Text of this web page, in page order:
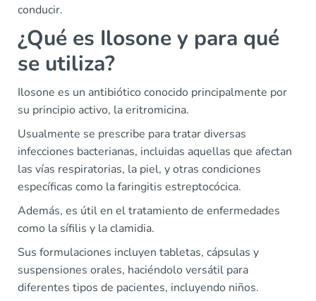
conducir.
¿Qué es Ilosone y para qué
se utiliza?
Ilosone es un antibiótico conocido principalmente por
su principio activo, la eritromicina.
Usualmente se prescribe para tratar diversas
infecciones bacterianas, incluidas aquellas que afectan
las vías respiratorias, la piel, y otras condiciones
específicas como la faringitis estreptocócica.
Además, es útil en el tratamiento de enfermedades
como la sífilis y la clamidia.
Sus formulaciones incluyen tabletas, cápsulas y
suspensiones orales, haciéndolo versátil para
diferentes tipos de pacientes, incluyendo niños.